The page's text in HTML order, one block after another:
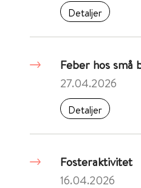
Detaljer
Feber hos små
27.04.2026
Detaljer
Fosteraktivitet
16.04.2026